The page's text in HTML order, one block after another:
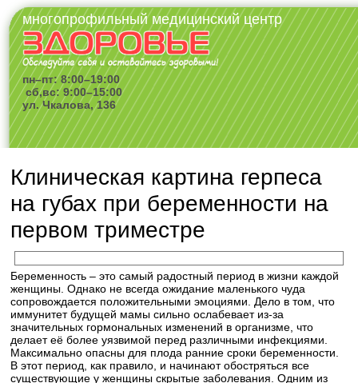
многопрофильный медицинский центр
пн–пт: 8:00–19:00
сб,вс: 9:00–15:00
ул. Чкалова, 136
Клиническая картина герпеса
на губах при беременности на
первом триместре
Беременность – это самый радостный период в жизни каждой
женщины. Однако не всегда ожидание маленького чуда
сопровождается положительными эмоциями. Дело в том, что
иммунитет будущей мамы сильно ослабевает из-за
значительных гормональных изменений в организме, что
делает её более уязвимой перед различными инфекциями.
Максимально опасны для плода ранние сроки беременности.
В этот период, как правило, и начинают обостряться все
существующие у женщины скрытые заболевания. Одним из